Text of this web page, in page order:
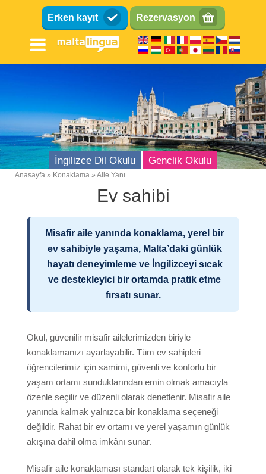
Erken kayıt Rezervasyon
İngilizce Dil Okulu Genclik Okulu
Malta Dil Okulu
Konum
Okul olanakları
Milliyet Karışımı
Ogretmenlerimiz
Maltalingua Kadromuz
Ödüller
ST Star Awards
Akreditasyon
Yorumlar
Erasmus+
Anasayfa Konaklama Aile Yanı
Ev sahibi
Misafir aile yanında konaklama, yerel bir
ev sahibiyle yaşama, Malta’daki günlük
hayatı deneyimleme ve İngilizceyi sıcak
ve destekleyici bir ortamda pratik etme
fırsatı sunar.
Okul, güvenilir misafir ailelerimizden biriyle
konaklamanızı ayarlayabilir. Tüm ev sahipleri
öğrencilerimiz için samimi, güvenli ve konforlu bir
yaşam ortamı sunduklarından emin olmak amacıyla
özenle seçilir ve düzenli olarak denetlenir. Misafir aile
yanında kalmak yalnızca bir konaklama seçeneği
değildir. Rahat bir ev ortamı ve yerel yaşamın günlük
akışına dahil olma imkânı sunar.
Misafir aile konaklaması standart olarak tek kişilik, iki